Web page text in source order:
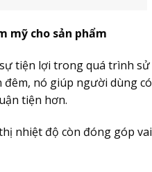
mỹ cho sản phẩm
tiện lợi trong quá trình sử
đêm, nó giúp người dùng có
tiện hơn.
nhiệt độ còn đóng góp vai